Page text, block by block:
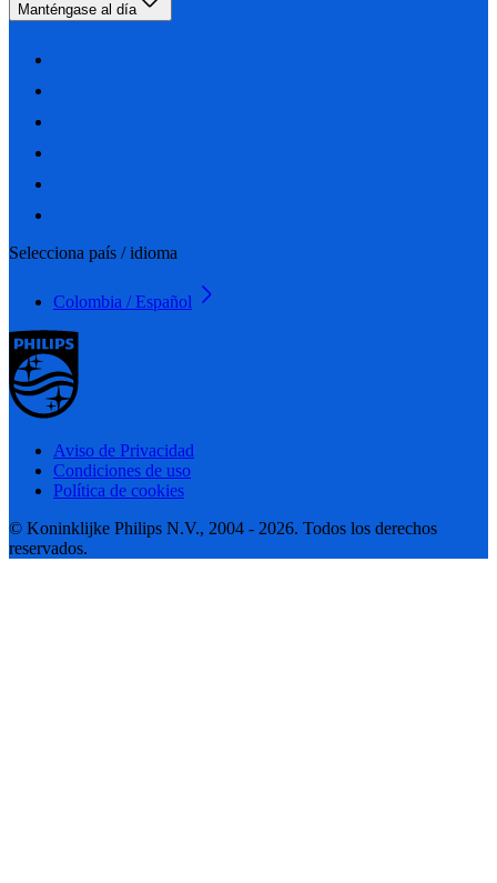
Manténgase al día
Selecciona país / idioma
Colombia / Español
Aviso de Privacidad
Condiciones de uso
Política de cookies
© Koninklijke Philips N.V., 2004 - 2026. Todos los derechos
reservados.